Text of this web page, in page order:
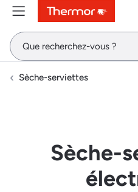
ContenuMenuRecherche
Sèche-serviettes
Sèche-